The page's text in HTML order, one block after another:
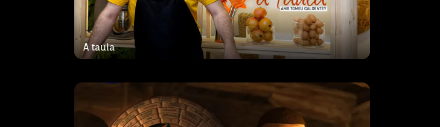
A taula
Ramón Llull és una sèrie d’animació dirigida al públic
infantil que narra els darrers anys de la vida del
pensador, en la seva darrera estada a Mallorca. Els